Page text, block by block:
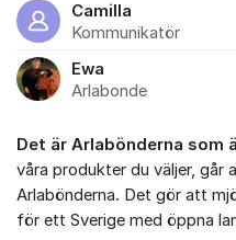
Camilla
Kommunikatör
Ewa
Arlabonde
Det är Arlabönderna som
våra produkter du väljer, går
Arlabönderna. Det gör att
för ett Sverige med öppna